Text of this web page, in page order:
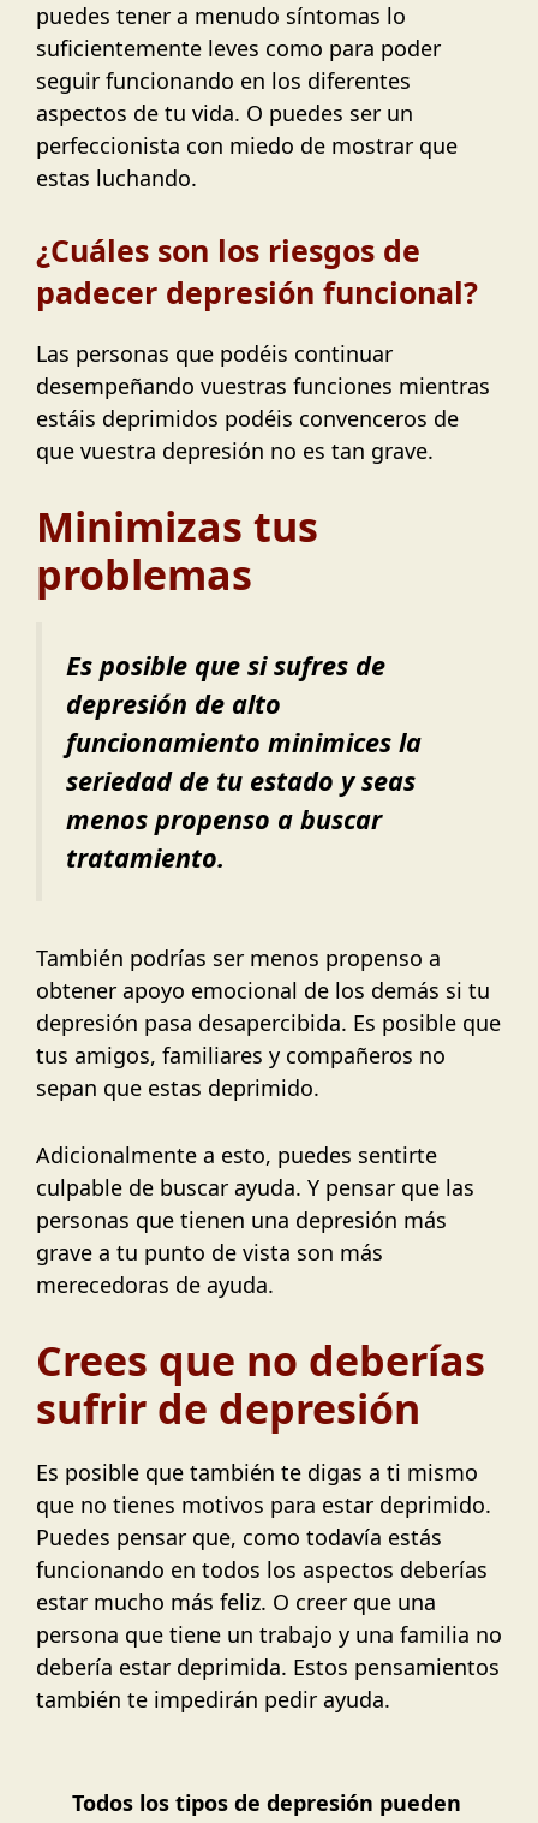
puedes tener a menudo síntomas lo
suficientemente leves como para poder
seguir funcionando en los diferentes
aspectos de tu vida. O puedes ser un
perfeccionista con miedo de mostrar que
estas luchando.
¿Cuáles son los riesgos de
padecer depresión funcional?
Las personas que podéis continuar
desempeñando vuestras funciones mientras
estáis deprimidos podéis convenceros de
que vuestra depresión no es tan grave.
Minimizas tus
problemas
Es posible que si sufres de
depresión de alto
funcionamiento minimices la
seriedad de tu estado y seas
menos propenso a buscar
tratamiento.
También podrías ser menos propenso a
obtener apoyo emocional de los demás si tu
depresión pasa desapercibida. Es posible que
tus amigos, familiares y compañeros no
sepan que estas deprimido.
Adicionalmente a esto, puedes sentirte
culpable de buscar ayuda. Y pensar que las
personas que tienen una depresión más
grave a tu punto de vista son más
merecedoras de ayuda.
Crees que no deberías
sufrir de depresión
Es posible que también te digas a ti mismo
que no tienes motivos para estar deprimido.
Puedes pensar que, como todavía estás
funcionando en todos los aspectos deberías
estar mucho más feliz. O creer que una
persona que tiene un trabajo y una familia no
debería estar deprimida. Estos pensamientos
también te impedirán pedir ayuda.
Todos los tipos de depresión pueden